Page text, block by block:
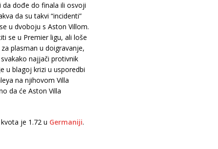
dođe do finala ili osvoji
da su takvi “incidenti”
u dvoboju s Aston Villom.
se u Premier ligu, ali loše
plasman u doigravanje,
najjači protivnik
u blagoj krizi u usporedbi
na njihovom Villa
da će Aston Villa
kvota je 1.72 u Germaniji.